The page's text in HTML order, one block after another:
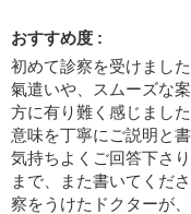
おすすめ度 :
初めて診察を受けまし
氣遣いや、スムーズな
方に有り難く感じまし
意味を丁寧にご説明と
気持ちよくご回答下さ
まで、また書いてくだ
察をうけたドクターが